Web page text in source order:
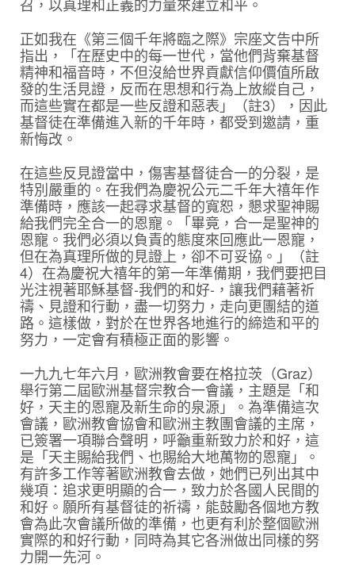
正如我在《第三個千年將臨之際》宗座文告中所
指出，「在歷史中的每一世代，當他們背棄基督
精神和福音時，不但沒給世界貢獻信仰價值所啟
發的生活見證，反而在思想和行為上放縱自己，
而這些實在都是一些反證和惡表」（註3），因此
基督徒在準備進入新的千年時，都受到邀請，重
新悔改。
在這些反見證當中，傷害基督徒合一的分裂，是
特別嚴重的。在我們為慶祝公元二千年大禧年作
準備時，應該一起尋求基督的寬恕，懇求聖神賜
給我們完全合一的恩寵。「畢竟，合一是聖神的
恩寵。我們必須以負責的態度來回應此一恩寵，
但在為真理所做的見證上，卻不可妥協。」（註
4）在為慶祝大禧年的第一年準備期，我們要把目
光注視著耶穌基督-我們的和好-，讓我們藉著祈
禱、見證和行動，盡一切努力，走向更團結的道
路。這樣做，對於在世界各地進行的締造和平的
努力，一定會有積極正面的影響。
一九九七年六月，歐洲教會要在格拉茨（Graz）
舉行第二屆歐洲基督宗教合一會議，主題是「和
好，天主的恩寵及新生命的泉源」。為準備這次
會議，歐洲教會協會和歐洲主教團會議的主席，
已簽署一項聯合聲明，呼籲重新致力於和好，這
是「天主賜給我們、也賜給大地萬物的恩寵」。
有許多工作等著歐洲教會去做，她們已列出其中
幾項：追求更明顯的合一，致力於各國人民間的
和好。願所有基督徒的祈禱，能鼓勵各個地方教
會為此次會議所做的準備，也更有利於整個歐洲
實際的和好行動，同時為其它各洲做出同樣的努
力開一先河。